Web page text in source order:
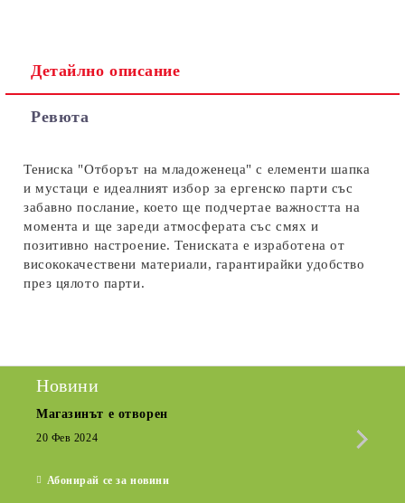
Детайлно описание
Ревюта
Тениска "Отборът на младоженеца" с елементи шапка
и мустаци е идеалният избор за ергенско парти със
забавно послание, което ще подчертае важността на
момента и ще зареди атмосферата със смях и
позитивно настроение. Тениската е изработена от
висококачествени материали, гарантирайки удобство
през цялото парти.
Новини
Магазинът е отворен
20 Фев 2024
Абонирай се за новини